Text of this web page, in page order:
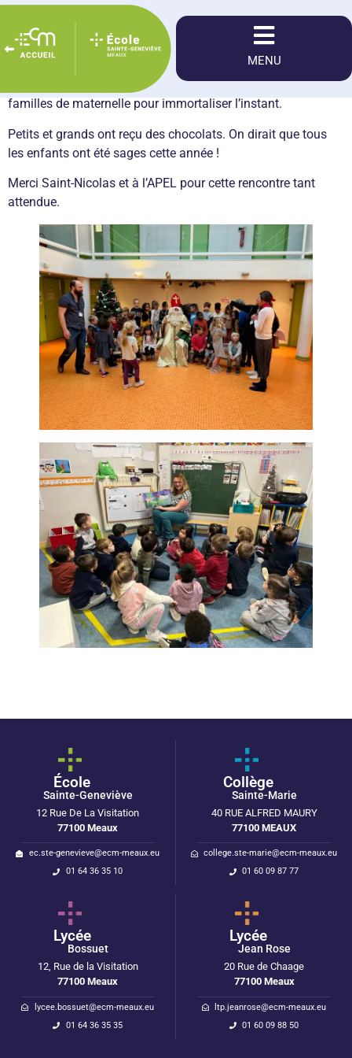
MENU
Le 6 décembre, tous les élèves de l’école ont pu rencontré
Saint-Nicolas grâce à l’APEL.
Les plus petits ont écouté une histoire et ont été
photographié avec lui. Une photo a même été offert aux
familles de maternelle pour immortaliser l’instant.
Petits et grands ont reçu des chocolats. On dirait que tous
les enfants ont été sages cette année !
Merci Saint-Nicolas et à l’APEL pour cette rencontre tant
attendue.
École
Sainte-Geneviève
12 Rue De La Visitation
77100 Meaux
ec.ste-genevieve@ecm-meaux.eu
01 64 36 35 10
Collège
Sainte-Marie
40 RUE ALFRED MAURY
77100 MEAUX
college.ste-marie@ecm-meaux.eu
01 60 09 87 77
Lycée
Bossuet
12, Rue de la Visitation
77100 Meaux
lycee.bossuet@ecm-meaux.eu
01 64 36 35 35
Lycée
Jean Rose
20 Rue de Chaage
77100 Meaux
ltp.jeanrose@ecm-meaux.eu
01 60 09 88 50